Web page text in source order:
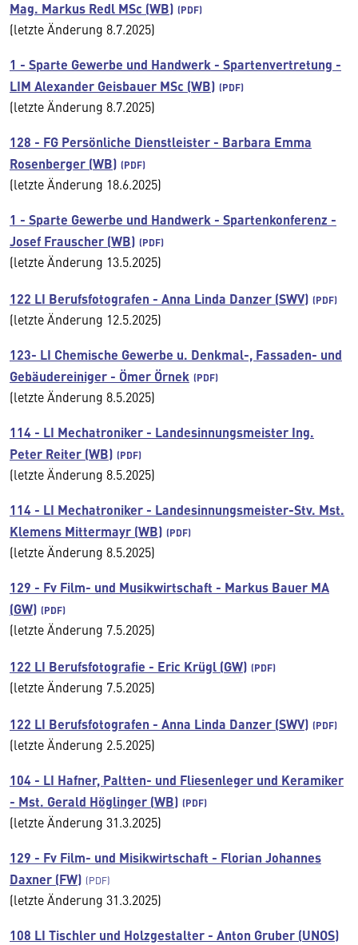
Mag. Markus Redl MSc (WB)
(letzte Änderung 8.7.2025)
1 - Sparte Gewerbe und Handwerk - Spartenvertretung -
LIM Alexander Geisbauer MSc (WB)
(letzte Änderung 8.7.2025)
128 - FG Persönliche Dienstleister - Barbara Emma
Rosenberger (WB)
(letzte Änderung 18.6.2025)
1 - Sparte Gewerbe und Handwerk - Spartenkonferenz -
Josef Frauscher (WB)
(letzte Änderung 13.5.2025)
122 LI Berufsfotografen - Anna Linda Danzer (SWV)
(letzte Änderung 12.5.2025)
123- LI Chemische Gewerbe u. Denkmal-, Fassaden- und
Gebäudereiniger - Ömer Örnek
(letzte Änderung 8.5.2025)
114 - LI Mechatroniker - Landesinnungsmeister Ing.
Peter Reiter (WB)
(letzte Änderung 8.5.2025)
114 - LI Mechatroniker - Landesinnungsmeister-Stv. Mst.
Klemens Mittermayr (WB)
(letzte Änderung 8.5.2025)
129 - Fv Film- und Musikwirtschaft - Markus Bauer MA
(GW)
(letzte Änderung 7.5.2025)
122 LI Berufsfotografie - Eric Krügl (GW)
(letzte Änderung 7.5.2025)
122 LI Berufsfotografen - Anna Linda Danzer (SWV)
(letzte Änderung 2.5.2025)
104 - LI Hafner, Paltten- und Fliesenleger und Keramiker
- Mst. Gerald Höglinger (WB)
(letzte Änderung 31.3.2025)
129 - Fv Film- und Misikwirtschaft - Florian Johannes
Daxner (FW)
(letzte Änderung 31.3.2025)
108 LI Tischler und Holzgestalter - Anton Gruber (UNOS)